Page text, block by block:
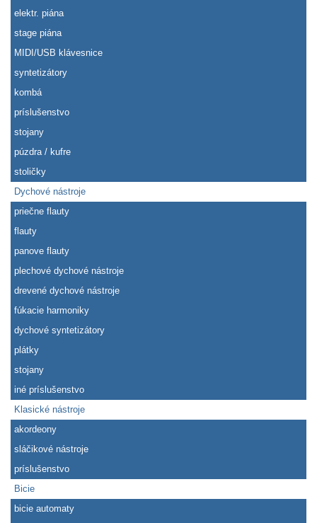
elektr. piána
stage piána
MIDI/USB klávesnice
syntetizátory
kombá
príslušenstvo
stojany
púzdra / kufre
stoličky
Dychové nástroje
priečne flauty
flauty
panove flauty
plechové dychové nástroje
drevené dychové nástroje
fúkacie harmoniky
dychové syntetizátory
plátky
stojany
iné príslušenstvo
Klasické nástroje
akordeony
sláčikové nástroje
príslušenstvo
Bicie
bicie automaty